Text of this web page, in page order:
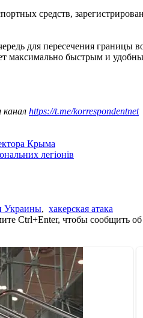
средств,
для пересечения границы
максимально быстрым и
канал https://t.me/korrespondentnet
Крыма
легіонів
Украины, хакерская атака
Ctrl+Enter, чтобы сообщить